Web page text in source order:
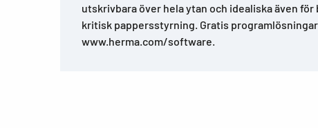
utskrivbara över hela ytan och idealiska även
kritisk pappersstyrning. Gratis
www.herma.com/software.